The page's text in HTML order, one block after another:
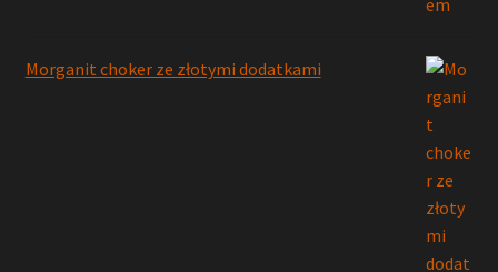
Morganit choker ze złotymi dodatkami